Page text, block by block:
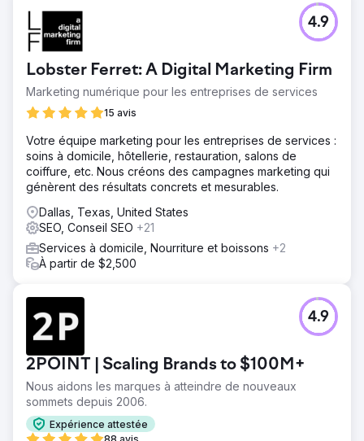
Lobster Ferret: A Digital Marketing Firm
Marketing numérique pour les entreprises de services
15 avis
4.9
Votre équipe marketing pour les entreprises de services :
soins à domicile, hôtellerie, restauration, salons de
coiffure, etc. Nous créons des campagnes marketing qui
génèrent des résultats concrets et mesurables.
Dallas, Texas, United States
SEO, Conseil SEO +21
Services à domicile, Nourriture et boissons +2
À partir de $2,500
2POINT | Scaling Brands to $100M+
Nous aidons les marques à atteindre de nouveaux
sommets depuis 2006.
Expérience attestée
4.9